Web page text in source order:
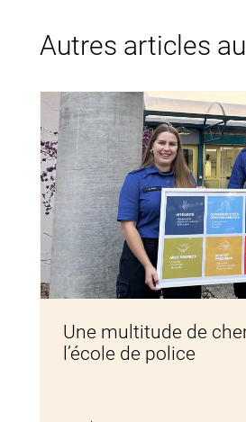
Autres articles
Une multitude de
l’école de police